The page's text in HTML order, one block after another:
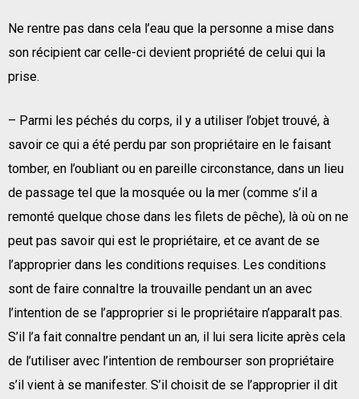
Ne rentre pas dans cela l’eau que la personne a mise dans
son récipient car celle-ci devient propriété de celui qui la
prise.
– Parmi les péchés du corps, il y a utiliser l’objet trouvé, à
savoir ce qui a été perdu par son propriétaire en le faisant
tomber, en l’oubliant ou en pareille circonstance, dans un lieu
de passage tel que la mosquée ou la mer (comme s’il a
remonté quelque chose dans les filets de pêche), là où on ne
peut pas savoir qui est le propriétaire, et ce avant de se
l’approprier dans les conditions requises. Les conditions
sont de faire connaItre la trouvaille pendant un an avec
l’intention de se l’approprier si le propriétaire n’apparaIt pas.
S’il l’a fait connaItre pendant un an, il lui sera licite après cela
de l’utiliser avec l’intention de rembourser son propriétaire
s’il vient à se manifester. S’il choisit de se l’approprier il dit